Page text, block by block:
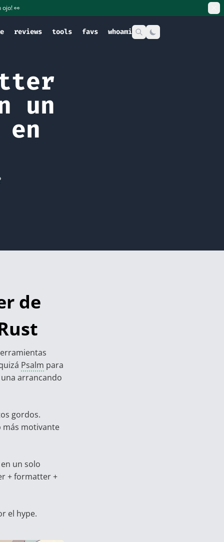
ojo! 👀
reviews tools favs whoami
un
de
Psalm para
arrancando
gordos.
más motivante
un solo
+ formatter +
el hype.